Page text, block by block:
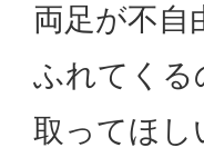
両足が不自
ふれてくる
取ってほし